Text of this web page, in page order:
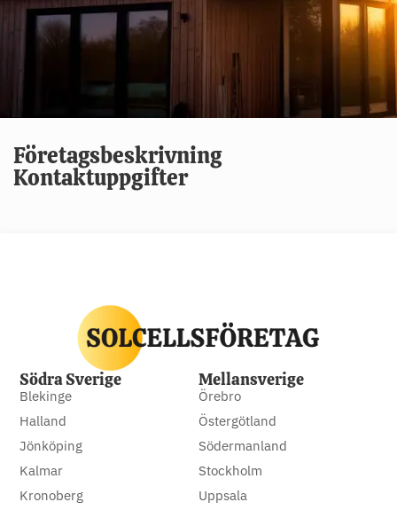
Företagsbeskrivning
Kontaktuppgifter
Södra Sverige
Blekinge
Halland
Jönköping
Kalmar
Kronoberg
Mellansverige
Örebro
Östergötland
Södermanland
Stockholm
Uppsala